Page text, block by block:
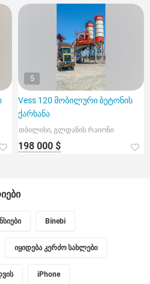
5
Vess 120 მობილური ბეტონის
ქარხანა
თბილისი, გლდანის რაიონი
198 000 $
Binebi
იყიდება კერძო სახლები
iPhone